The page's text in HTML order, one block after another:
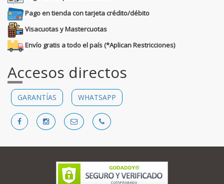
Pago en tienda con tarjeta crédito/débito
Visacuotas y Mastercuotas
Envío gratis a todo el país (*Aplican Restricciones)
Accesos directos
GARANTÍAS WHATSAPP